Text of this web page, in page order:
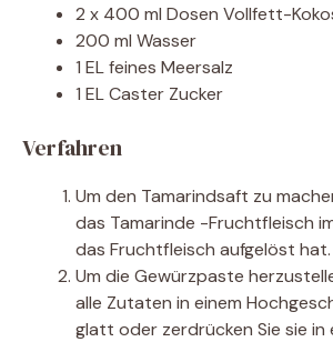
2 x 400 ml Dosen Vollfett-
200 ml Wasser
1 EL feines Meersalz
1 EL Caster Zucker
Verfahren
Um den Tamarindsaft zu
das Tamarinde -Fruchtfleisch
das Fruchtfleisch aufgelöst hat.
Um die Gewürzpaste
alle Zutaten in einem
glatt oder zerdrücken Sie sie in